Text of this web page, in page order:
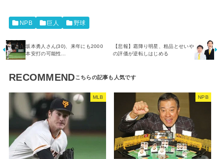
NPB 巨人 野球
坂本勇人さん(30)、来年にも2000
本安打の可能性…
【悲報】霜降り明星、粗品とせいや
の評価が逆転しはじめる
RECOMMEND
MLB NPB